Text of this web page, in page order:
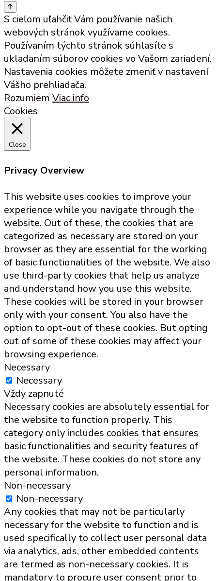
S cieľom uľahčiť Vám používanie našich
webových stránok využívame cookies.
Používaním týchto stránok súhlasíte s
ukladaním súborov cookies vo Vašom zariadení.
Nastavenia cookies môžete zmeniť v nastavení
Vášho prehliadača.
Rozumiem Viac info
Cookies
Close
Privacy Overview
This website uses cookies to improve your
experience while you navigate through the
website. Out of these, the cookies that are
categorized as necessary are stored on your
browser as they are essential for the working
of basic functionalities of the website. We also
use third-party cookies that help us analyze
and understand how you use this website.
These cookies will be stored in your browser
only with your consent. You also have the
option to opt-out of these cookies. But opting
out of some of these cookies may affect your
browsing experience.
Necessary
Necessary
Vždy zapnuté
Necessary cookies are absolutely essential for
the website to function properly. This
category only includes cookies that ensures
basic functionalities and security features of
the website. These cookies do not store any
personal information.
Non-necessary
Non-necessary
Any cookies that may not be particularly
necessary for the website to function and is
used specifically to collect user personal data
via analytics, ads, other embedded contents
are termed as non-necessary cookies. It is
mandatory to procure user consent prior to